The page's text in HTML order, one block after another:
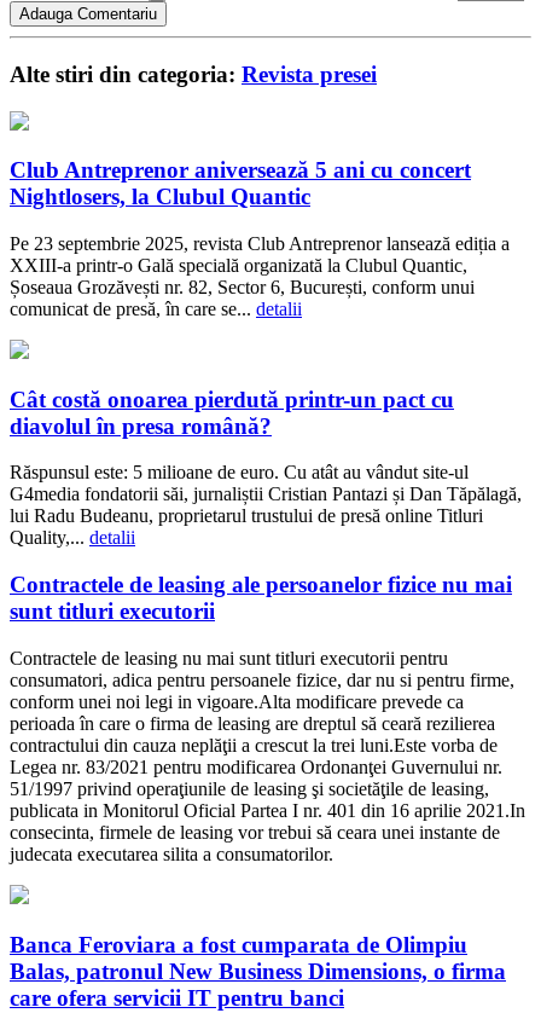
Alte stiri din categoria: Revista presei
Club Antreprenor aniversează 5 ani cu concert
Nightlosers, la Clubul Quantic
Pe 23 septembrie 2025, revista Club Antreprenor lansează ediția a
XXIII-a printr-o Gală specială organizată la Clubul Quantic,
Șoseaua Grozăvești nr. 82, Sector 6, București, conform unui
comunicat de presă, în care se... detalii
Cât costă onoarea pierdută printr-un pact cu
diavolul în presa română?
Răspunsul este: 5 milioane de euro. Cu atât au vândut site-ul
G4media fondatorii săi, jurnaliștii Cristian Pantazi și Dan Tăpălagă,
lui Radu Budeanu, proprietarul trustului de presă online Titluri
Quality,... detalii
Contractele de leasing ale persoanelor fizice nu mai
sunt titluri executorii
Contractele de leasing nu mai sunt titluri executorii pentru
consumatori, adica pentru persoanele fizice, dar nu si pentru firme,
conform unei noi legi in vigoare.Alta modificare prevede ca
perioada în care o firma de leasing are dreptul să ceară rezilierea
contractului din cauza neplăţii a crescut la trei luni.Este vorba de
Legea nr. 83/2021 pentru modificarea Ordonanţei Guvernului nr.
51/1997 privind operaţiunile de leasing şi societăţile de leasing,
publicata in Monitorul Oficial Partea I nr. 401 din 16 aprilie 2021.In
consecinta, firmele de leasing vor trebui să ceara unei instante de
judecata executarea silita a consumatorilor.
Banca Feroviara a fost cumparata de Olimpiu
Balas, patronul New Business Dimensions, o firma
care ofera servicii IT pentru banci